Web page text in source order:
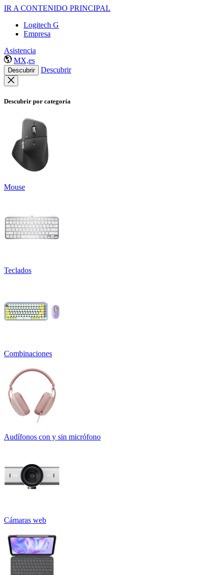
IR A CONTENIDO PRINCIPAL
Logitech G
Empresa
Asistencia
MX,es
Descubrir Descubrir
Descubrir por categoría
Mouse
Teclados
Combinaciones
Audífonos con y sin micrófono
Cámaras web